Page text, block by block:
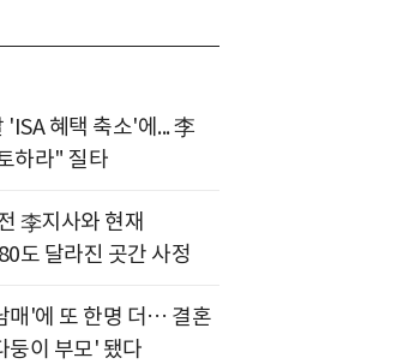
'ISA 혜택 축소'에... 李
하라" 질타
李지사와 현재
도 달라진 곳간 사정
매'에 또 한명 더… 결혼
둥이 부모' 됐다